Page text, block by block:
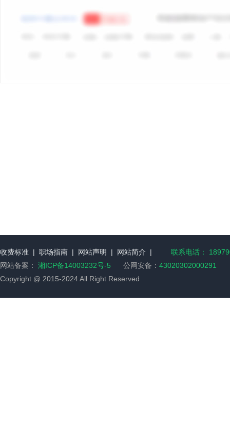
收费标准 | 职场指南 | 网站声明 | 网站简介 |
联系电话：
网站备案： 湘ICP备14003232号-5 公网安备： 43020302000291
Copyright @ 2015-2024 All Right Reserved